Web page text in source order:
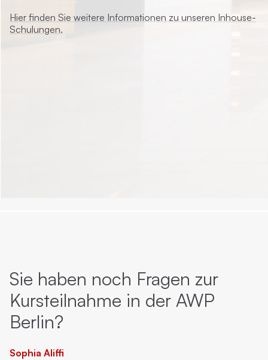
Hier finden Sie weitere Informationen zu unseren Inhouse-
Schulungen.
Sie haben noch Fragen zur
Kursteilnahme in der AWP
Berlin?
Sophia Aliffi